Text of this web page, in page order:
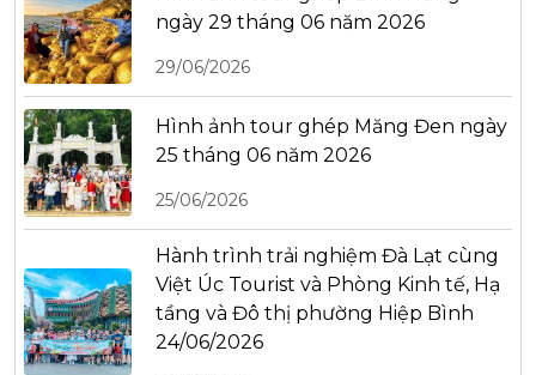
ngày 29 tháng 06 năm 2026
29/06/2026
Hình ảnh tour ghép Măng Đen ngày
25 tháng 06 năm 2026
25/06/2026
Hành trình trải nghiệm Đà Lạt cùng
Việt Úc Tourist và Phòng Kinh tế, Hạ
tầng và Đô thị phường Hiệp Bình
24/06/2026